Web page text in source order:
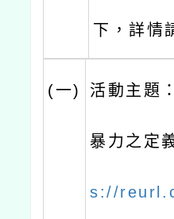
下，詳情
(一) 活動主題
暴力之定
s://